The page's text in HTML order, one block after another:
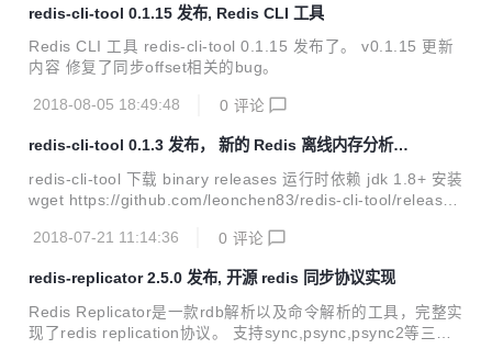
bug。
redis-cli-tool 0.1.15 发布, Redis CLI 工具
Redis CLI 工具 redis-cli-tool 0.1.15 发布了。 v0.1.15 更新
内容 修复了同步offset相关的bug。
2018-08-05 18:49:48 0 评论
redis-cli-tool 0.1.3 发布， 新的 Redis 离线内存分析工
redis-cli-tool 下载 binary releases 运行时依赖 jdk 1.8+ 安装
wget https://github.com/leonchen83/redis-cli-tool/release
sudo chmod -R 755 ./redis-cli-tool cd ./redis-cli-tool/bin ./r
edis-cli-tool mv...
2018-07-21 11:14:36 0 评论
redis-replicator 2.5.0 发布, 开源 redis 同步协议实现
Redis Replicator是一款rdb解析以及命令解析的工具，完整实
现了redis replication协议。 支持sync,psync,psync2等三种